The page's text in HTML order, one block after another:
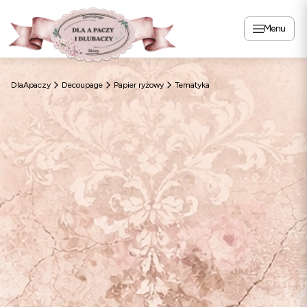
Menu
DlaApaczy Decoupage Papier ryżowy Tematyka